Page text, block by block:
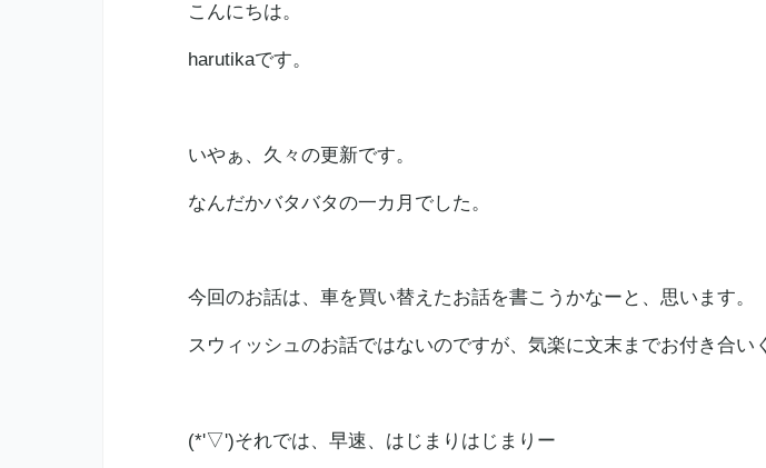
こんにちは。
harutikaです。
いやぁ、久々の更新です。
なんだかバタバタの一カ月でした。
今回のお話は、車を買い替えたお話を書こうかなーと、思います。
スウィッシュのお話ではないのですが、気楽に文末までお付き合い
(*'▽')それでは、早速、はじまりはじまりー